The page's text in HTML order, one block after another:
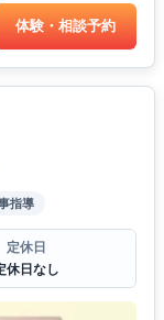
体験・相談予約
指導
定休日
休日なし